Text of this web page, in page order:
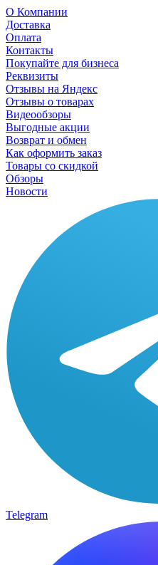
О Компании
Доставка
Оплата
Контакты
Покупайте для бизнеса
Реквизиты
Отзывы на Яндекс
Отзывы о товарах
Видеообзоры
Выгодные акции
Возврат и обмен
Как оформить заказ
Товары со скидкой
Обзоры
Новости
Telegram